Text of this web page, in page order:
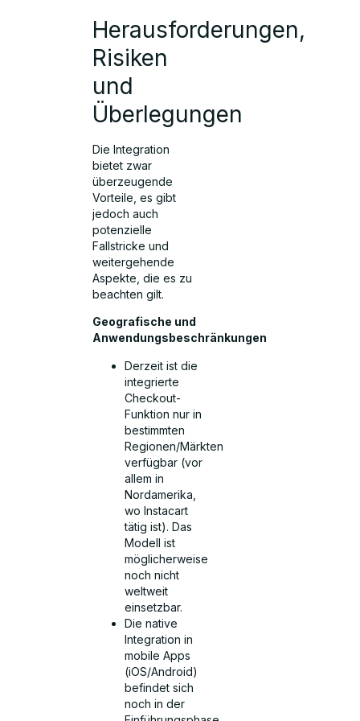
Herausforderungen,
Risiken
und
Überlegungen
Die Integration
bietet zwar
überzeugende
Vorteile, es gibt
jedoch auch
potenzielle
Fallstricke und
weitergehende
Aspekte, die es zu
beachten gilt.
Geografische und
Anwendungsbeschränkungen
Derzeit ist die
integrierte
Checkout-
Funktion nur in
bestimmten
Regionen/Märkten
verfügbar (vor
allem in
Nordamerika,
wo Instacart
tätig ist). Das
Modell ist
möglicherweise
noch nicht
weltweit
einsetzbar.
Die native
Integration in
mobile Apps
(iOS/Android)
befindet sich
noch in der